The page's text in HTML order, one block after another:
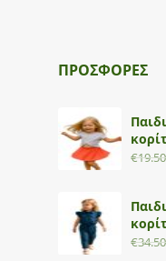
ΠΡΟΣΦΟΡΕΣ
€19.50
€34.50